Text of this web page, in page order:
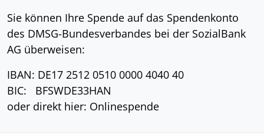
Sie können Ihre Spende auf das Spendenkonto
des DMSG-Bundesverbandes bei der SozialBank
AG überweisen:
IBAN: DE17 2512 0510 0000 4040 40
BIC: BFSWDE33HAN
oder direkt hier: Onlinespende